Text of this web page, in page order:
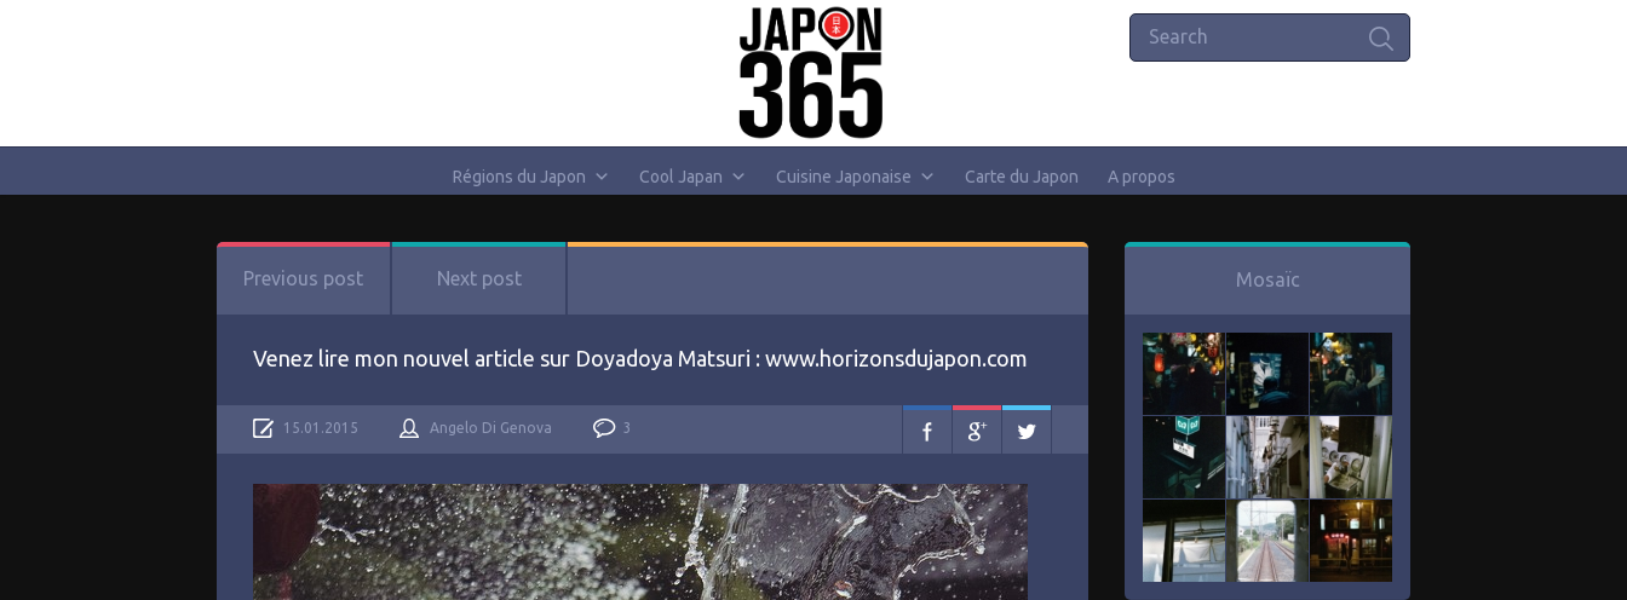
Régions du Japon Cool Japan Cuisine Japonaise Carte du Japon A propos
Previous post Next post
Venez lire mon nouvel article sur Doyadoya Matsuri : www.horizonsdujapon.com
15.01.2015 Angelo Di Genova 3
Mosaïc